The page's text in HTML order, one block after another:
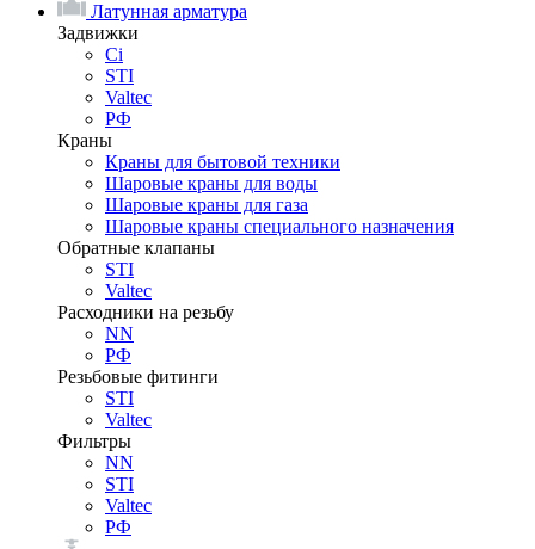
Латунная арматура
Задвижки
Ci
STI
Valtec
РФ
Краны
Краны для бытовой техники
Шаровые краны для воды
Шаровые краны для газа
Шаровые краны специального назначения
Обратные клапаны
STI
Valtec
Расходники на резьбу
NN
РФ
Резьбовые фитинги
STI
Valtec
Фильтры
NN
STI
Valtec
РФ